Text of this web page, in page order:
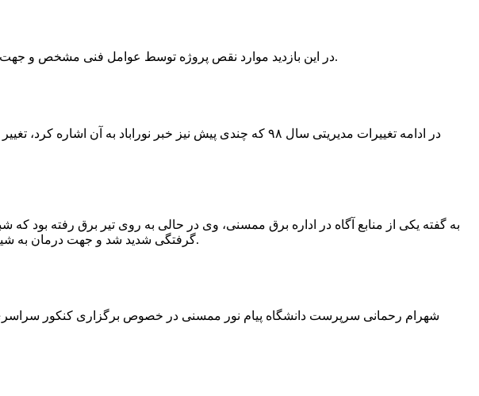
در این بازدید موارد نقص پروژه توسط عوامل فنی مشخص و جهت رفع نقص برای رسیدن به مرحله تجهیز کتابخانه به مهران ضرغامی واگذار گردید که در اسرع وقت کار تحویل گردد.
در ادامه تغییرات مدیریتی سال ۹۸ که چندی پیش نیز خبر
به گفته یکی از منابع آگاه در اداره برق ممسنی، وی در حالی به روی تیر برق رفته بود
گرفتگی شدید شد و جهت درمان به شیراز انتقال یافت.به گفته این منبع آگاه ؛ متاسفانه هر دو دست این نیروی کار به دلیل سوختگی شدید قطع شده است.